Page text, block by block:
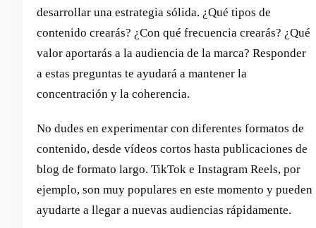
desarrollar una estrategia sólida. ¿Qué tipos de
contenido crearás? ¿Con qué frecuencia crearás? ¿Qué
valor aportarás a la audiencia de la marca? Responder
a estas preguntas te ayudará a mantener la
concentración y la coherencia.
No dudes en experimentar con diferentes formatos de
contenido, desde vídeos cortos hasta publicaciones de
blog de formato largo. TikTok e Instagram Reels, por
ejemplo, son muy populares en este momento y pueden
ayudarte a llegar a nuevas audiencias rápidamente.